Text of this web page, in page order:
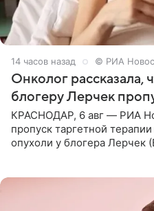
14 часов назад © РИА
Онколог рассказала,
блогеру Лерчек
КРАСНОДАР, 6 авг — РИА
пропуск таргетной
опухоли у блогера Лерчек